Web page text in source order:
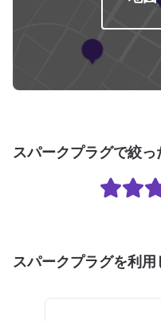
スパークプラグで絞
スパークプラグを利用